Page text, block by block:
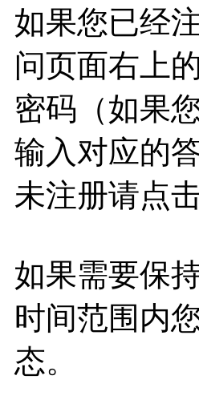
如果您已经
问页面右上的
密码（如果
输入对应的
未注册请点
如果需要保
时间范围内
态。